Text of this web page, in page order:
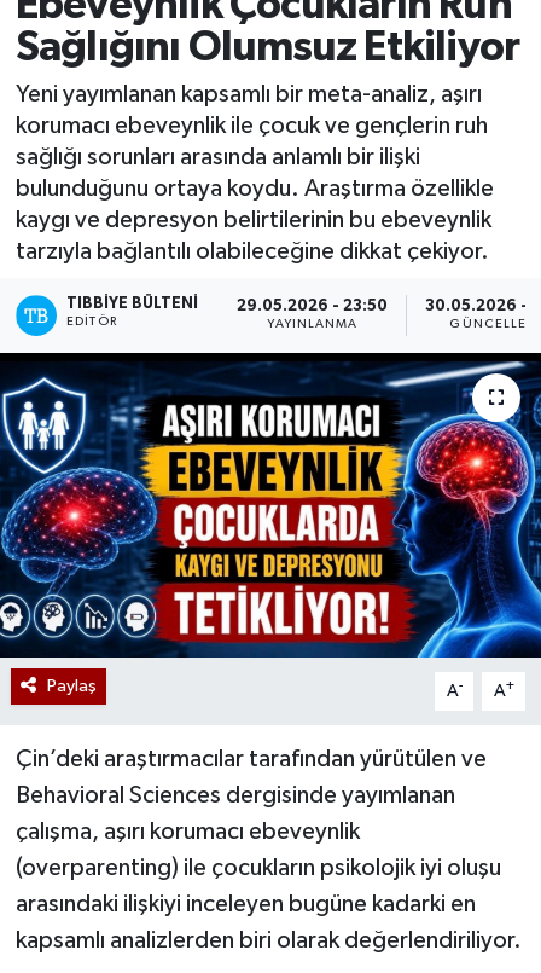
Sağlığını Olumsuz Etkiliyor
Yeni yayımlanan kapsamlı bir meta-analiz, aşırı
korumacı ebeveynlik ile çocuk ve gençlerin ruh
sağlığı sorunları arasında anlamlı bir ilişki
bulunduğunu ortaya koydu. Araştırma özellikle
kaygı ve depresyon belirtilerinin bu ebeveynlik
tarzıyla bağlantılı olabileceğine dikkat çekiyor.
TIBBIYE BÜLTENI
EDITÖR
29.05.2026 - 23:50
YAYINLANMA
30.05.2026 -
Paylaş A- A+
Çin’deki araştırmacılar tarafından yürütülen ve
Behavioral Sciences dergisinde yayımlanan
çalışma, aşırı korumacı ebeveynlik
(overparenting) ile çocukların psikolojik iyi oluşu
arasındaki ilişkiyi inceleyen bugüne kadarki en
kapsamlı analizlerden biri olarak değerlendiriliyor.
Mevzuat